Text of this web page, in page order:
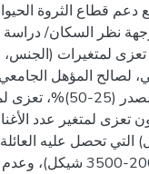
دعم قطاع الثروة
نظر السكان/
لمتغيرات (الجنس،
لصالح المؤهل
تعزى لمتغير عدد
التي تحصل عليه
التي تقوم بها (2001-